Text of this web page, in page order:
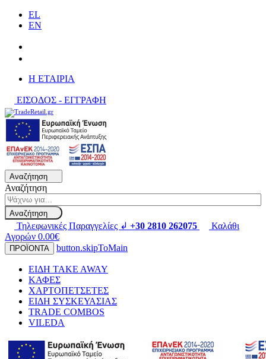
EL
EN
H ΕΤΑΙΡΙΑ
ΕΙΣΟΔΟΣ - ΕΓΓΡΑΦΗ
Αναζήτηση
Αναζήτηση
Αναζήτηση
Τηλεφωνικές Παραγγελίες ↲ +30 2810 262075
Καλάθι
Αγορών 0.00€
ΠΡΟΪΟΝΤΑ button.skipToMain
ΕΙΔΗ TAKE AWAY
ΚΑΦΕΣ
ΧΑΡΤΟΠΕΤΣΕΤΕΣ
ΕΙΔΗ ΣΥΣΚΕΥΑΣΙΑΣ
TRADE COMBOS
VILEDA